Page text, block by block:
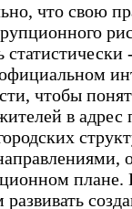
что свою
чтобы
в адрес